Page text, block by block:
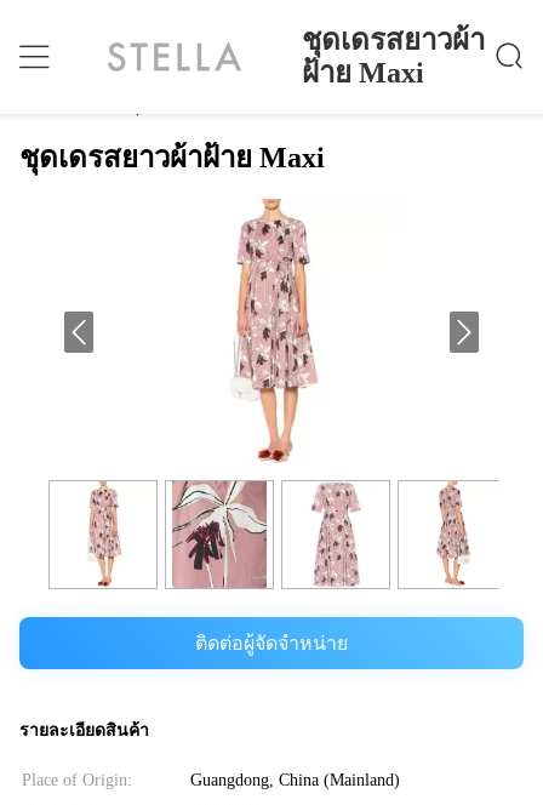
ชุดเดรสยาวผ้า
ฝ้าย Maxi
ชุดเดรสยาวผ้าฝ้าย Maxi
ติดต่อผู้จัดจำหน่าย
รายละเอียดสินค้า
Place of Origin: Guangdong, China (Mainland)